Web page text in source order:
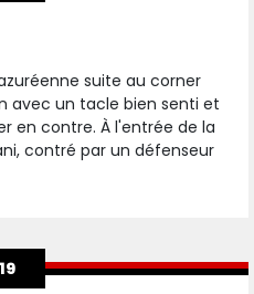
suite au corner
avec un tacle bien senti et
en contre. À l'entrée de la
contré par un défenseur
19